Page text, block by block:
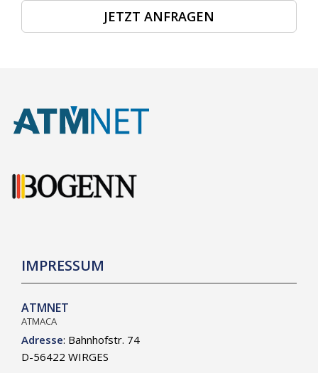
JETZT ANFRAGEN
IMPRESSUM
ATMNET
ATMACA
Adresse: Bahnhofstr. 74
D-56422 WIRGES